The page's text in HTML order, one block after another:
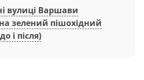
вулиці Варшави
зелений пішохідний
і після)